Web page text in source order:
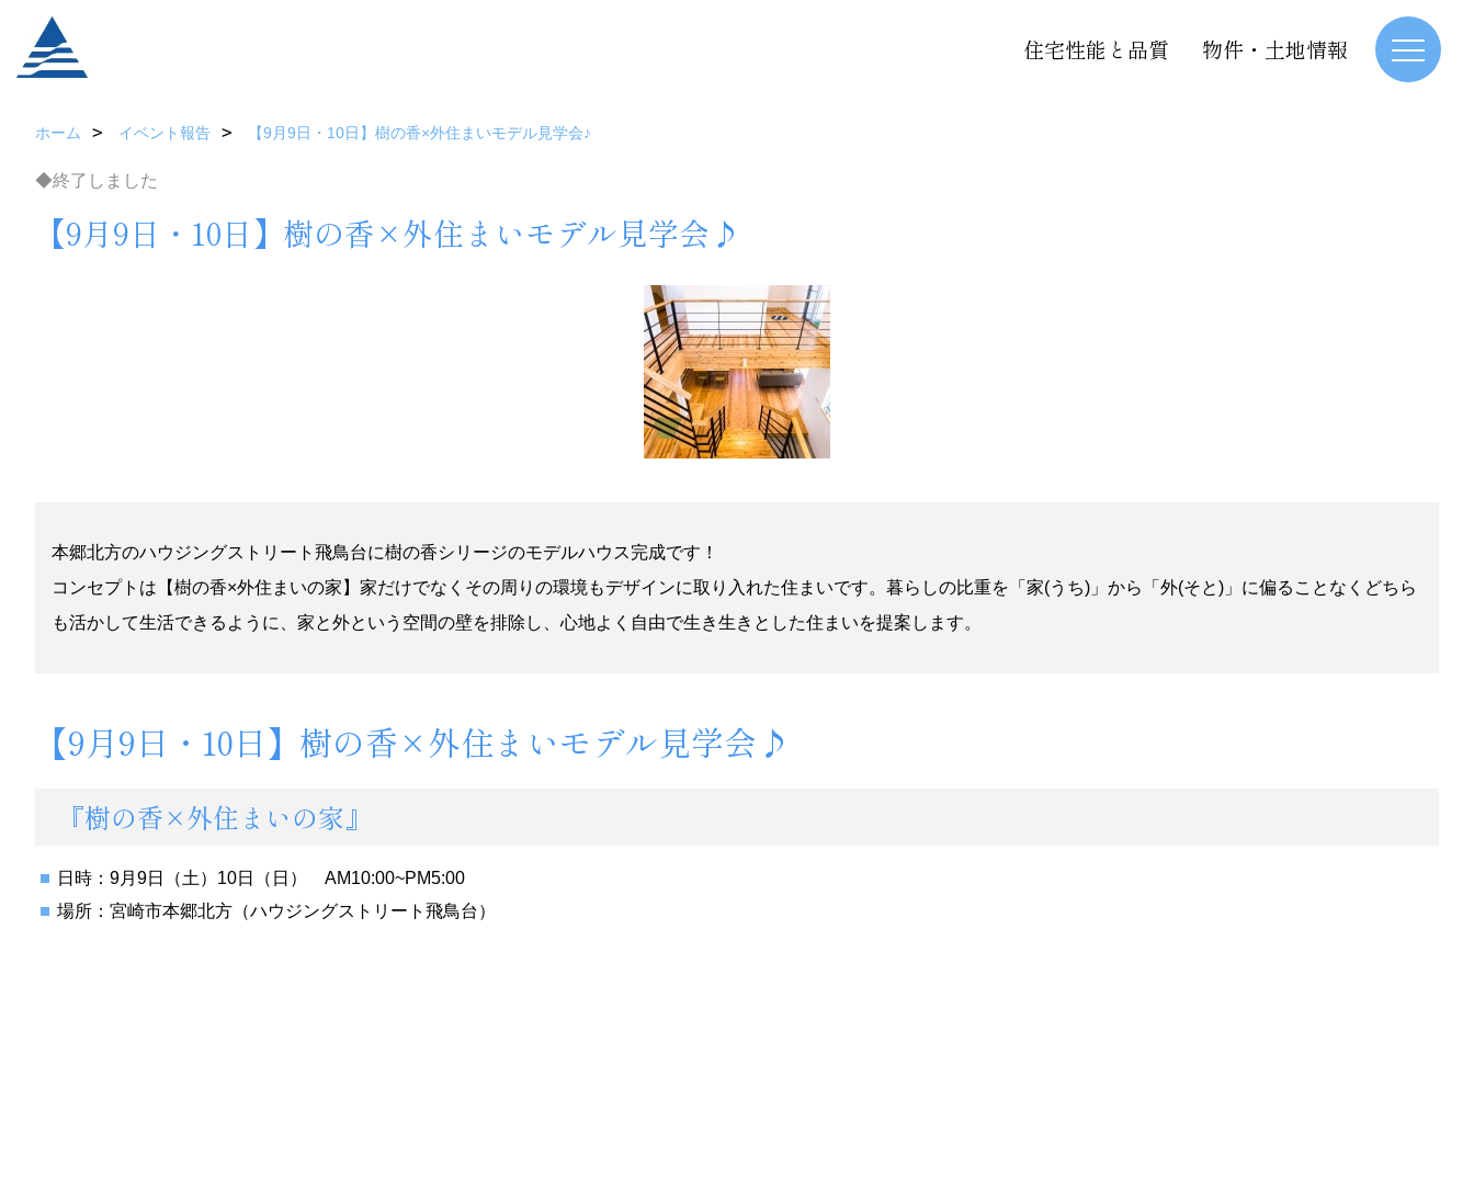
住宅性能と品質 物件・土地情報
ホーム イベント報告 【9月9日・10日】樹の香×外住まいモデル見学会♪
◆終了しました
【9月9日・10日】樹の香×外住まいモデル見学会♪
本郷北方のハウジングストリート飛鳥台に樹の香シリージのモデルハウス完成です！
コンセプトは【樹の香×外住まいの家】家だけでなくその周りの環境もデザインに取り入れた住まいです。暮らしの比重を「家(うち)」から「外(そと)」に偏ることなくどちら
も活かして生活できるように、家と外という空間の壁を排除し、心地よく自由で生き生きとした住まいを提案します。
【9月9日・10日】樹の香×外住まいモデル見学会♪
『樹の香×外住まいの家』
日時：9月9日（土）10日（日） AM10:00~PM5:00
場所：宮崎市本郷北方（ハウジングストリート飛鳥台）